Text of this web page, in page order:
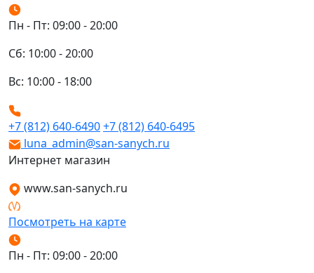
Пн - Пт: 09:00 - 20:00
Сб: 10:00 - 20:00
Вс: 10:00 - 18:00
+7 (812) 640-6490+7 (812) 640-6495
luna_admin@san-sanych.ru
Интернет магазин
www.san-sanych.ru
Посмотреть на карте
Пн - Пт: 09:00 - 20:00